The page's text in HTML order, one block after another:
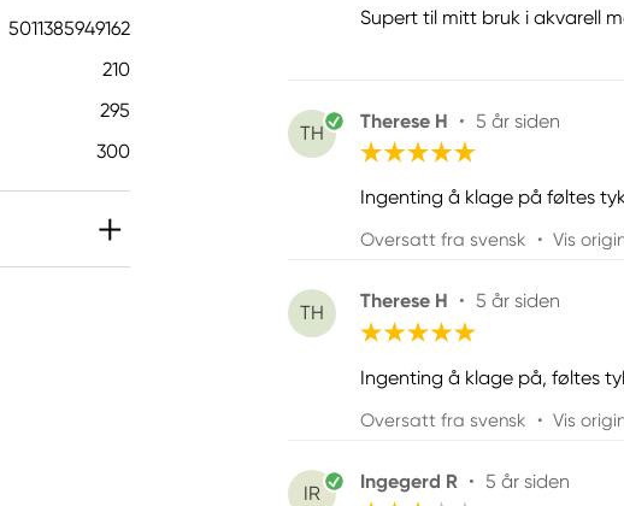
5011385949162
210
295
300
Supert til mitt bruk i akvarell
TH
Therese H • 5 år siden
Ingenting å klage på føltes
Oversatt fra svensk • Vis
TH
Therese H • 5 år siden
Ingenting å klage på, føltes
Oversatt fra svensk • Vis
IR
Ingegerd R • 5 år siden